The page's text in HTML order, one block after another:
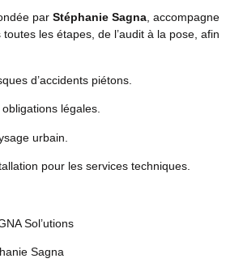
par Stéphanie Sagna, accompagne
les étapes, de l’audit à la pose, afin
d’accidents piétons.
légales.
urbain.
pour les services techniques.
Sol’utions
Sagna